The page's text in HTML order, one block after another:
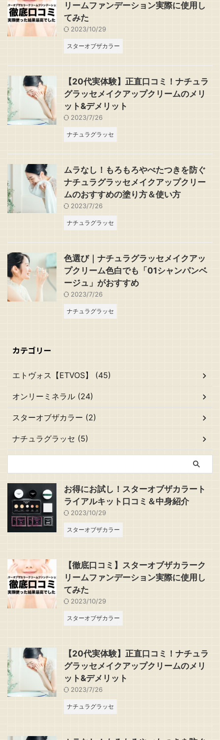
リームファンデーション実際に使用し
てみた
2023/10/29
スターオブザカラー
【20代実体験】正直口コミ！ナチュラ
グラッセメイクアップクリームのメリ
ット&デメリット
2023/7/26
ナチュラグラッセ
ムラなし！もろもろやべたつきを防ぐ
ナチュラグラッセメイクアップクリー
ムのおすすめの塗り方＆使い方
2023/7/26
ナチュラグラッセ
色選び｜ナチュラグラッセメイクアッ
プクリーム色白でも「01シャンパンベ
ージュ」がおすすめ
2023/7/26
ナチュラグラッセ
カテゴリー
エトヴォス【ETVOS】 (45)
オンリーミネラル (24)
スターオブザカラー (2)
ナチュラグラッセ (5)
お得にお試し！スターオブザカラート
ライアルキット口コミ＆中身紹介
2023/10/29
スターオブザカラー
【徹底口コミ】スターオブザカラーク
リームファンデーション実際に使用し
てみた
2023/10/29
スターオブザカラー
【20代実体験】正直口コミ！ナチュラ
グラッセメイクアップクリームのメリ
ット&デメリット
2023/7/26
ナチュラグラッセ